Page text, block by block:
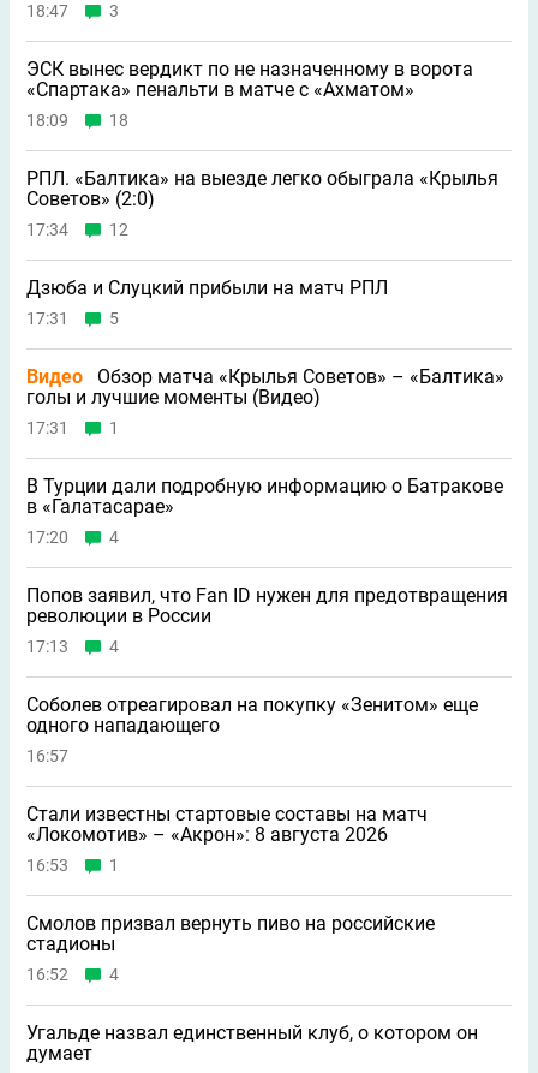
18:47 3
ЭСК вынес вердикт по не назначенному в ворота
«Спартака» пенальти в матче с «Ахматом»
18:09 18
РПЛ. «Балтика» на выезде легко обыграла «Крылья
Советов» (2:0)
17:34 12
Дзюба и Слуцкий прибыли на матч РПЛ
17:31 5
Видео
Обзор матча «Крылья Советов» – «Балтика»
голы и лучшие моменты (Видео)
17:31 1
В Турции дали подробную информацию о Батракове
в «Галатасарае»
17:20 4
Попов заявил, что Fan ID нужен для предотвращения
революции в России
17:13 4
Соболев отреагировал на покупку «Зенитом» еще
одного нападающего
16:57
Стали известны стартовые составы на матч
«Локомотив» – «Акрон»: 8 августа 2026
16:53 1
Смолов призвал вернуть пиво на российские
стадионы
16:52 4
Угальде назвал единственный клуб, о котором он
думает